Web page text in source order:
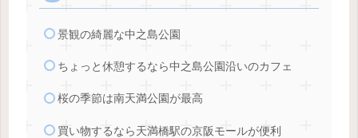
景観の綺麗な中之島公園
ちょっと休憩するなら中之島公園沿いのカフェ
桜の季節は南天満公園が最高
買い物するなら天満橋駅の京阪モールが便利